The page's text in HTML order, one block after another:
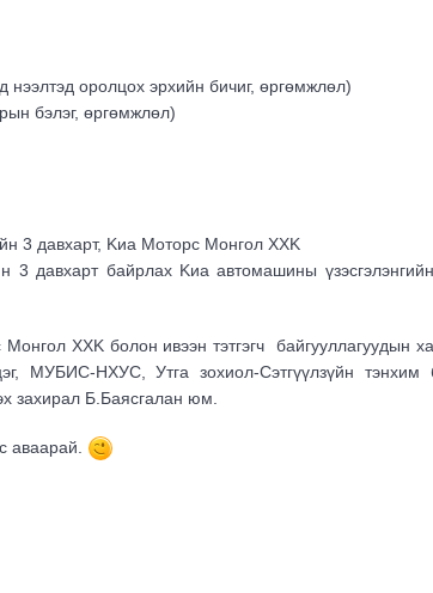
оролцох эрхийн бичиг, өргөмжлөл)
бэлэг, өргөмжлөл)
3 давхарт, Kиа Моторс Монгол ХХK
давхарт байрлах Kиа автомашины
ХХK болон ивээн тэтгэгч байгууллагуудын
МУБИС-НХУС, Утга зохиол-Сэтгүүлзүйн
захирал Б.Баясгалан юм.
аваарай.